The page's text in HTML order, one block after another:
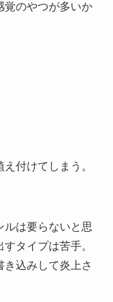
覚のやつが多いか
付けてしまう。
ルは要らないと思
タイプは苦手。
込みして炎上さ